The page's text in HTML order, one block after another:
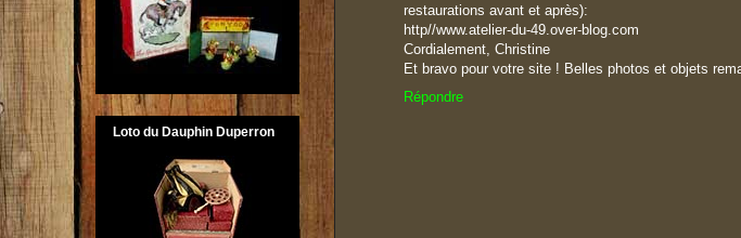
restaurations avant et après):
http//www.atelier-du-49.over-blog.com
Cordialement, Christine
Et bravo pour votre site ! Belles photos et objets
Répondre
Loto du Dauphin Duperron